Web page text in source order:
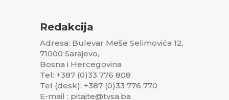
Redakcija
Adresa: Bulevar Meše Selimovića 12,
71000 Sarajevo,
Bosna i Hercegovina
Tel: +387 (0)33 776 808
Tel (desk): +387 (0)33 776 770
E-mail : pitajte@tvsa.ba